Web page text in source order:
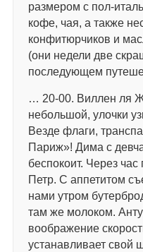
размером с пол-
кофе, чая, а также
конфитюрчиков и
(они недели две
последующем
… 20-00. Виллен ля
небольшой, улочки
Везде флаги,
Париж»! Дима с
беспокоит. Через
Петр. С аппетитом
нами утром
там же молоком.
воображение
устанавливает свой